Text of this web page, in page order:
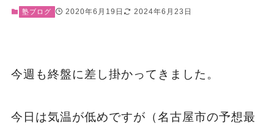
塾ブログ 2020年6月19日 2024年6月23日
今週も終盤に差し掛かってきました。
今日は気温が低めですが（名古屋市の予想最